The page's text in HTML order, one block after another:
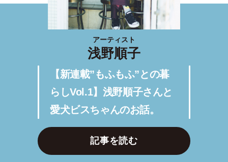
アーティスト
浅野順子
【新連載”もふもふ”との暮
らしVol.1】浅野順子さんと
愛犬ビスちゃんのお話。
記事を読む